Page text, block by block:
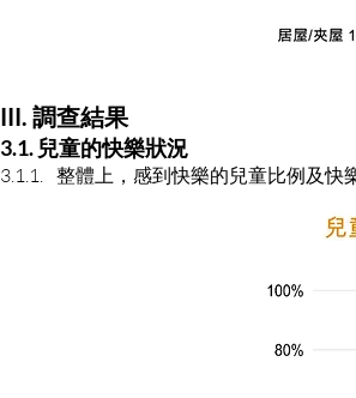
III. 調查結果​
3.1. 兒童的快樂狀況
3.1.1. 整體上，感到快樂的兒童比例及快